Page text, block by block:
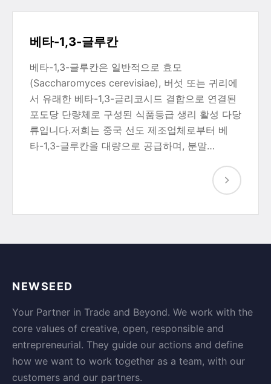
베타-1,3-글루칸
베타-1,3-글루칸은 일반적으로 효모
(Saccharomyces cerevisiae), 버섯 또는 귀리에
서 유래한 베타-1,3-글리코시드 결합으로 연결된
포도당 단량체로 구성된 식품등급 생리 활성 다당
류입니다.저희는 중국 선도 제조업체로부터 베
타-1,3-글루칸을 대량으로 공급하며, 분말…
NEWSEED
Your Partner in Trade and Beyond. We work with the
core values of creative, open, responsible and
entrepreneurial. They guide our actions and define
how we want to work together as a team, with our
customers and our partners.